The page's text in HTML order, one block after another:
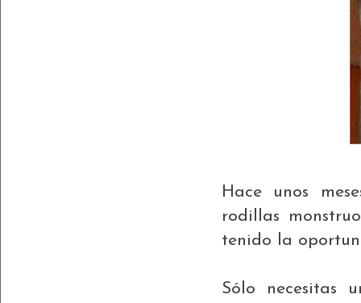
Hace unos
rodillas
tenido la
Sólo necesitas